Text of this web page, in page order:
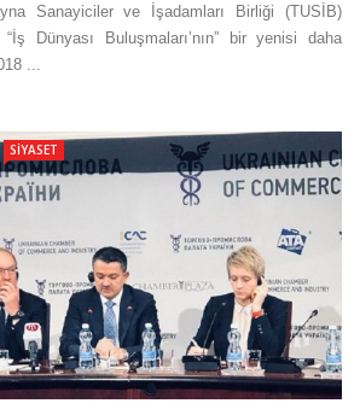
Sanayiciler ve İşadamları Birliği (TUSİB)
Dünyası Buluşmaları’nın” bir yenisi daha
...
SIYASET